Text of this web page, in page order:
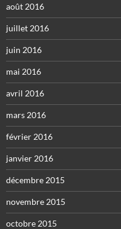
août 2016
juillet 2016
juin 2016
mai 2016
avril 2016
mars 2016
février 2016
janvier 2016
décembre 2015
novembre 2015
octobre 2015